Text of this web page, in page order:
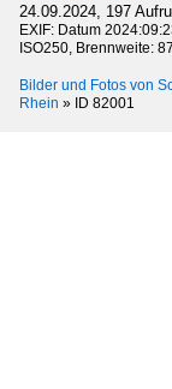
24.09.2024, 197
EXIF: Datum
ISO250, Brennweite:
Bilder und Fotos von
Rhein » ID 82001